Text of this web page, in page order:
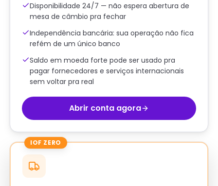
Disponibilidade 24/7 — não espera abertura de
mesa de câmbio pra fechar
Independência bancária: sua operação não fica
refém de um único banco
Saldo em moeda forte pode ser usado pra
pagar fornecedores e serviços internacionais
sem voltar pra real
Abrir conta agora
IOF ZERO